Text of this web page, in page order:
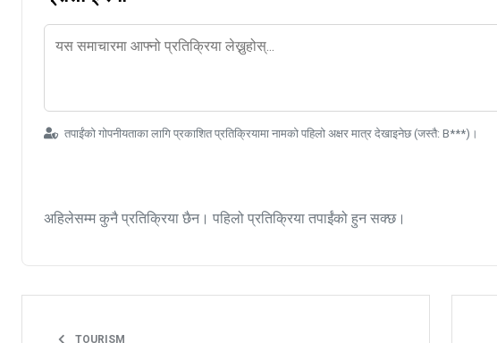
तपाईंको गोपनीयताका लागि प्रकाशित प्रतिक्रियामा नामको पहिलो अक्षर मात्र देखाइनेछ (जस्तै: B***)।
अहिलेसम्म कुनै प्रतिक्रिया छैन। पहिलो प्रतिक्रिया तपाईंको हुन सक्छ।
TOURISM